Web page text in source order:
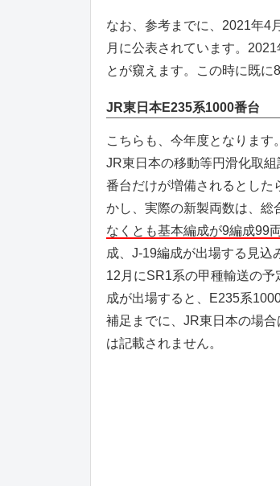
なお、参考までに、2021年4
月に公表されています。
とが窺えます。この時に既
JR東日本E235系1000番台
こちらも、今年度となります。
JR東日本の移動等円滑化取
番台だけが増備されるとした
かし、実際の新製両数は、総
なくとも基本編成が9編成99
成、J-19編成が出場する見
12月にSR1系の甲種輸送の
成が出場すると、E235系
補足までに、JR東日本の場
は記載されません。